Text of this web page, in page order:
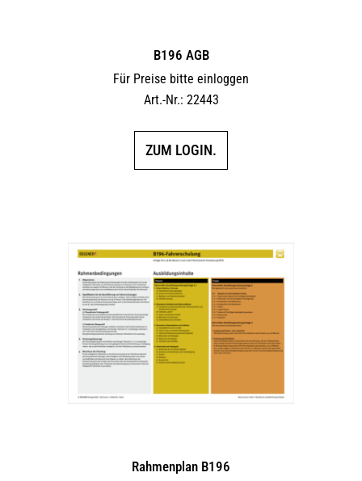
B196 AGB
Für Preise bitte einloggen
Art.-Nr.: 22443
ZUM LOGIN.
Rahmenplan B196